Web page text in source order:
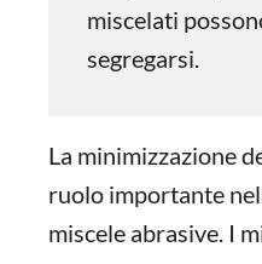
miscelati
segregarsi.
La minimizzazione
ruolo importante
miscele abrasive. I